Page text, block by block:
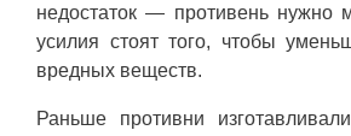
недостаток — противень нужно
усилия стоят того, чтобы
вредных веществ.
Раньше противни